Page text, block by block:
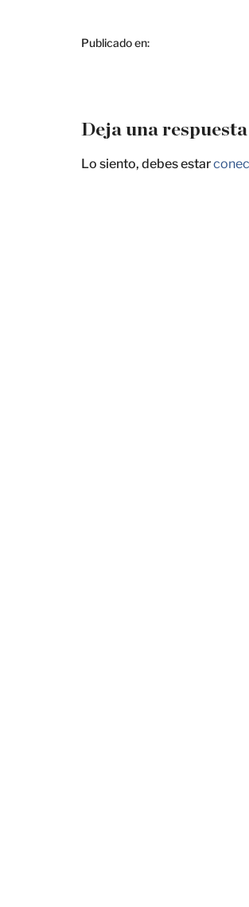
Publicado en:
Deja una respuesta
Lo siento, debes estar